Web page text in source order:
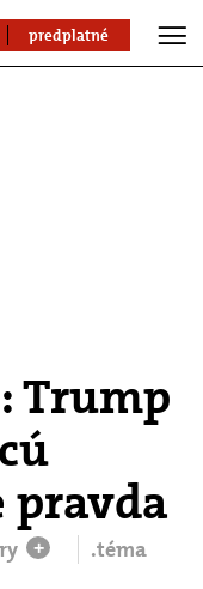
predplatné
Trump
pravda
+ .téma